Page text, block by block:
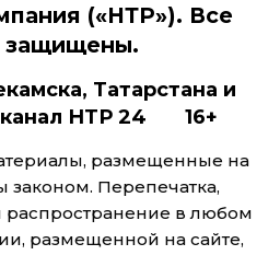
(«НТР»). Все
защищены.
Татарстана и
НТР 24 16+
размещенные на
законом. Перепечатка,
распространение в любом
размещенной на сайте,